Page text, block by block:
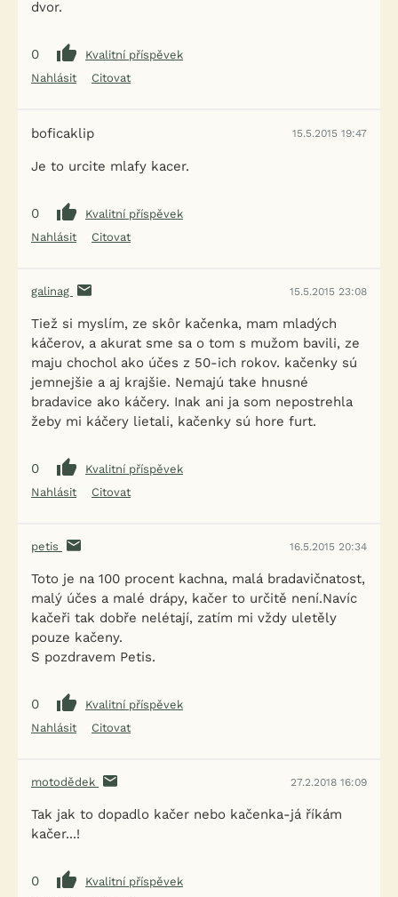
dvor.
0
Kvalitní příspěvek
Nahlásit
Citovat
boficaklip 15.5.2015 19:47
Je to urcite mlafy kacer.
0
Kvalitní příspěvek
Nahlásit
Citovat
galinag 15.5.2015 23:08
Tiež si myslím, ze skôr kačenka, mam mladých
káčerov, a akurat sme sa o tom s mužom bavili, ze
maju chochol ako účes z 50-ich rokov. kačenky sú
jemnejšie a aj krajšie. Nemajú take hnusné
bradavice ako káčery. Inak ani ja som nepostrehla
žeby mi káčery lietali, kačenky sú hore furt.
0
Kvalitní příspěvek
Nahlásit
Citovat
petis 16.5.2015 20:34
Toto je na 100 procent kachna, malá bradavičnatost,
malý účes a malé drápy, kačer to určitě není.Navíc
kačeři tak dobře nelétají, zatím mi vždy uletěly
pouze kačeny.
S pozdravem Petis.
0
Kvalitní příspěvek
Nahlásit
Citovat
motodědek 27.2.2018 16:09
Tak jak to dopadlo kačer nebo kačenka-já říkám
kačer...!
0
Kvalitní příspěvek